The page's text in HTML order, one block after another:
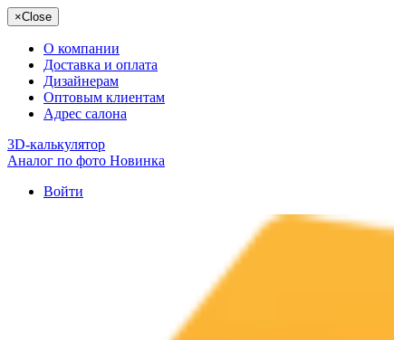
×Close
О компании
Доставка и оплата
Дизайнерам
Оптовым клиентам
Адрес салона
3D-калькулятор
Аналог по фото Новинка
Войти